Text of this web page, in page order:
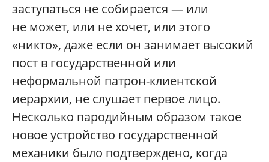
заступаться не собирается — или
не может, или не хочет, или этого
«никто», даже если он занимает высокий
пост в государственной или
неформальной патрон-клиентской
иерархии, не слушает первое лицо.
Несколько пародийным образом такое
новое устройство государственной
механики было подтверждено, когда